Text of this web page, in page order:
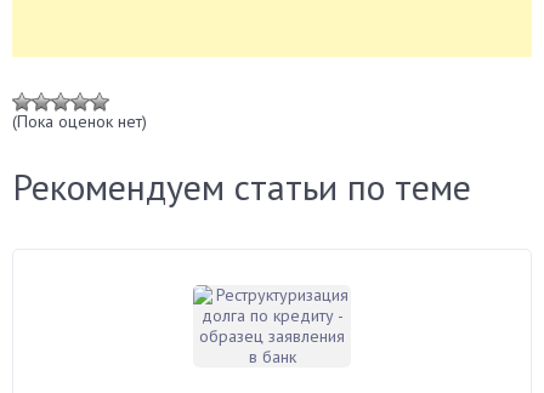
(Пока оценок нет)
Рекомендуем статьи по теме